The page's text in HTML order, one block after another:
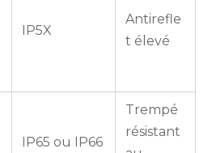
IP5X
Antirefle
t élevé
IP65 ou IP66
Trempé
résistant